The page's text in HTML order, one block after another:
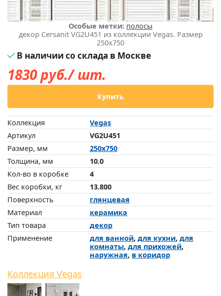
Особые метки: полосы
декор Cersanit VG2U451 из коллекции Vegas. Размер
250x750
В наличии со склада в Москве
1830руб./ шт.
Купить
Коллекция
Vegas
Артикул
VG2U451
Размер, мм
250x750
Толщина, мм
10.0
Кол-во в коробке
4
Вес коробки, кг
13.800
Поверхность
глянцевая
Материал
керамика
Тип товара
декор
Применение
для ванной, для кухни, для
комнаты, для прихожей,
наружная, в коридор
Коллекция Vegas